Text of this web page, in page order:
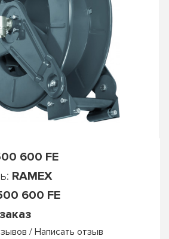
600 FE
RAMEX
600 FE
/ Написать отзыв